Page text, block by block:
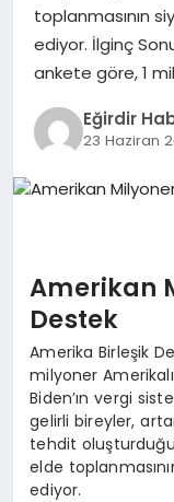
TEKNOLOJI
YAŞAM
toplanmasının
ediyor. İlginç
ankete göre, 1
Eğirdir
23 Haziran
Amerikan
Destek
Amerika Birleşik
milyoner
Biden’ın vergi
gelirli bireyler,
tehdit
elde
ediyor.